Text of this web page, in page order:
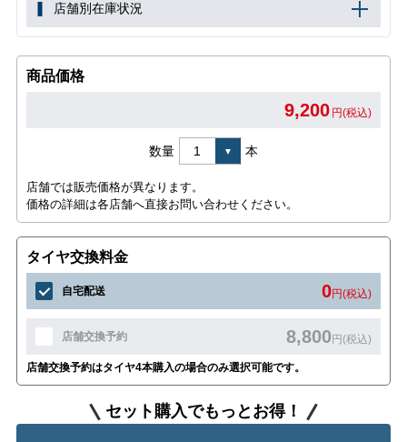
店舗別在庫状況
商品価格
9,200 円(税込)
数量 本
店舗では販売価格が異なります。
価格の詳細は各店舗へ直接お問い合わせください。
タイヤ交換料金
自宅配送 0円(税込)
店舗交換予約 8,800円(税込)
店舗交換予約はタイヤ4本購入の場合のみ選択可能です。
セット購入でもっとお得！